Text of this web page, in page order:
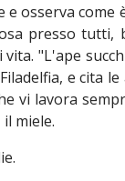
osserva come
presso tutti,
"L'ape
e cita le
vi lavora
miele.